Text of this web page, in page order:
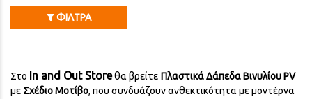
ΦΊΛΤΡΑ
Στο In and Out Storeθα βρείτε Πλαστικά Δάπεδα Βινυλίου PV
με Σχέδιο Μοτίβο, που συνδυάζουν ανθεκτικότητα με μοντέρνα